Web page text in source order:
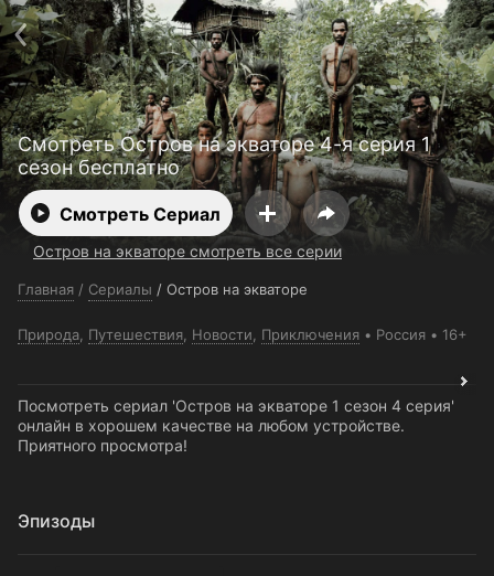
Смотреть Остров на экваторе 4-я серия 1
сезон бесплатно
Смотреть Сериал
Остров на экваторе смотреть все серии
Главная / Сериалы / Остров на экваторе
Природа Путешествия Новости Приключения Россия 16+
Посмотреть сериал 'Остров на экваторе 1 сезон 4 серия'
онлайн в хорошем качестве на любом устройстве.
Приятного просмотра!
Эпизоды
Поддержка:support@24h.tv
О сервисе
Пользовательское соглашение
Политика конфиденциальности
Для партнёров
Открыть приложение
Ввести промокод
Установить на ТВ
Бесплатные каналы Контакты